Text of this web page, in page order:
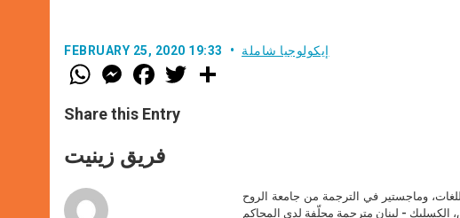
FEBRUARY 25, 2020 19:33 إيكولوجيا شاملة
W
h
t
s
p
p
M
e
s
e
g
e
F
a
e
b
o
k
w
Share this Entry
فريق زينيت
وماجستير في الترجمة من جامعة الروح
الكسليك - لبنان مترجمة محلّفة لدى المحاكم